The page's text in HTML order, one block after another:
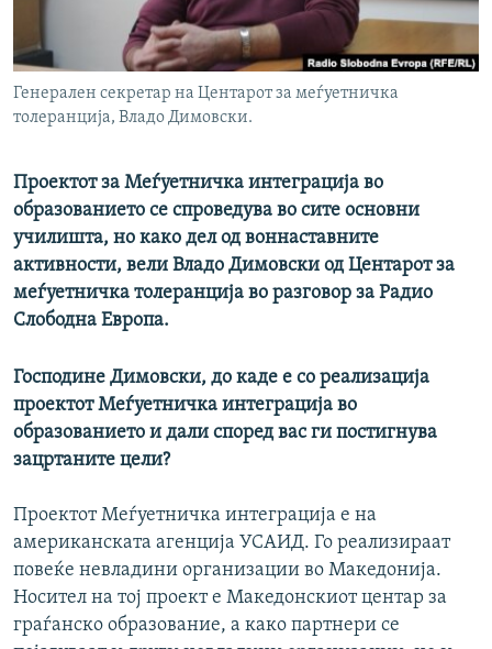
РСЕ веб страници
Генерален секретар на Центарот за меѓуетничка
толеранција, Владо Димовски.
Проектот за Меѓуетничка интеграција во
образованието се спроведува во сите основни
училишта, но како дел од воннаставните
активности, вели Владо Димовски од Центарот за
меѓуетничка толеранција во разговор за Радио
Слободна Европа.
Господине Димовски, до каде е со реализација
проектот Меѓуетничка интеграција во
образованието и дали според вас ги постигнува
зацртаните цели?
Проектот Меѓуетничка интеграција е на
американската агенција УСАИД. Го реализираат
повеќе невладини организации во Македонија.
Носител на тој проект е Македонскиот центар за
граѓанско образование, а како партнери се